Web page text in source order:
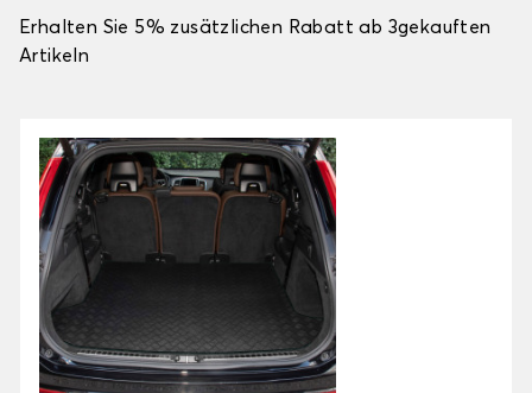
Erhalten Sie 5% zusätzlichen Rabatt ab 3gekauften
Artikeln